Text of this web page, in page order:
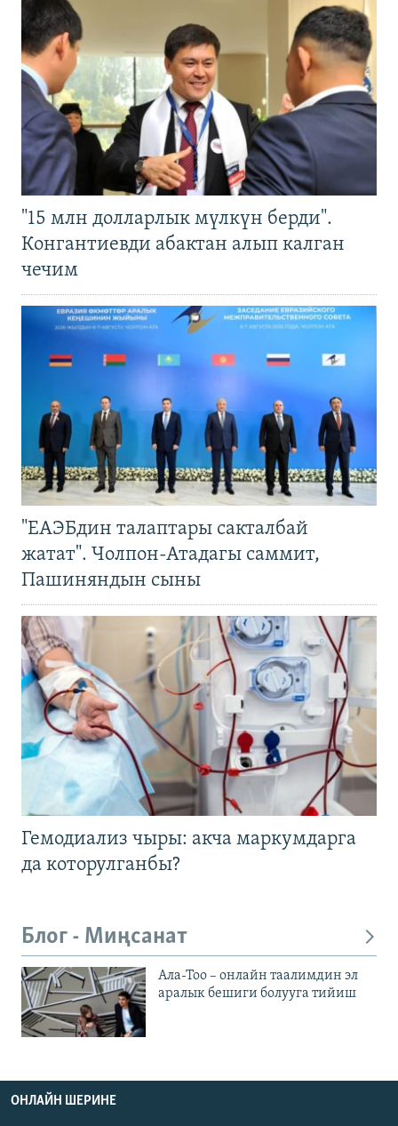
"15 млн долларлык мүлкүн берди".
Конгантиевди абактан алып калган
чечим
"ЕАЭБдин талаптары сакталбай
жатат". Чолпон-Атадагы саммит,
Пашиняндын сыны
Гемодиализ чыры: акча маркумдарга
да которулганбы?
Блог - Миңсанат
Ала-Тоо – онлайн таалимдин эл
аралык бешиги болууга тийиш
ОНЛАЙН ШЕРИНЕ